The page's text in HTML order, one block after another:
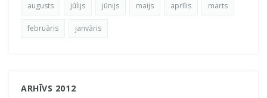
augusts jūlijs jūnijs maijs aprīlis marts
februāris janvāris
ARHĪVS 2012